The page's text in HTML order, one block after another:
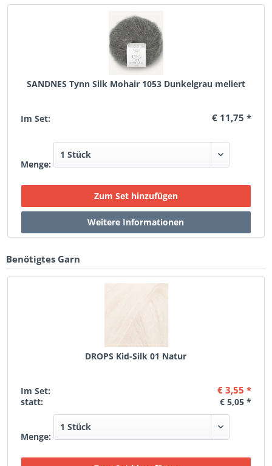
SANDNES Tynn Silk Mohair 1053 Dunkelgrau meliert
Im Set: € 11,75 *
Menge:
Benötigtes Garn
DROPS Kid-Silk 01 Natur
Im Set: € 3,55 *
statt: € 5,05 *
Menge: